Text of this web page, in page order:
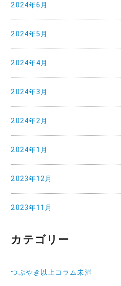
2024年6月
2024年5月
2024年4月
2024年3月
2024年2月
2024年1月
2023年12月
2023年11月
カテゴリー
つぶやき以上コラム未満